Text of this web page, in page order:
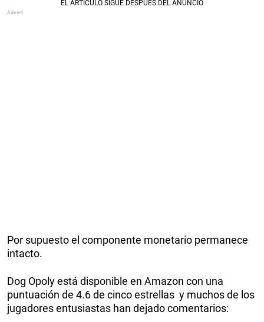
Por supuesto el componente monetario permanece
intacto.
Dog Opoly está disponible en Amazon con una
puntuación de 4.6 de cinco estrellas y muchos de los
jugadores entusiastas han dejado comentarios: